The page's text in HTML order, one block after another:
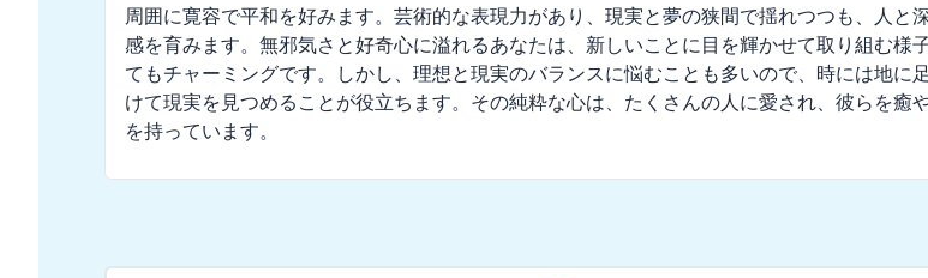
周囲に寛容で平和を好みます。芸術的な表現力があり、現実と夢の狭間で揺れつつも、人と
感を育みます。無邪気さと好奇心に溢れるあなたは、新しいことに目を輝かせて取り組む様
てもチャーミングです。しかし、理想と現実のバランスに悩むことも多いので、時には地に
けて現実を見つめることが役立ちます。その純粋な心は、たくさんの人に愛され、彼らを癒
を持っています。